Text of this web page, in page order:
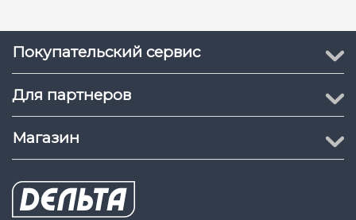
Покупательский сервис
Для партнеров
Магазин